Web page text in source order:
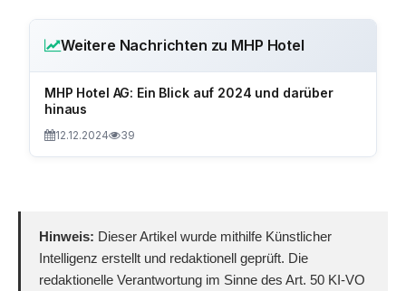
Weitere Nachrichten zu MHP Hotel
MHP Hotel AG: Ein Blick auf 2024 und darüber
hinaus
12.12.2024 39
Hinweis: Dieser Artikel wurde mithilfe Künstlicher
Intelligenz erstellt und redaktionell geprüft. Die
redaktionelle Verantwortung im Sinne des Art. 50 KI-VO